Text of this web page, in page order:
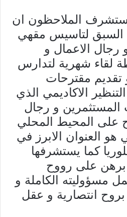
الملاحظون ان
السبق لتاسيس مقهي
رجال الاعمال و
لقاء شهرية لتدارس
تقديم مقترحات
الاكاديمي الذي
المستثمرين و رجال
على المحيط المحلي
هو العنوان الابرز في
كما يستشرفها
برهن على رووح
مسؤوليته الكاملة و
انتصارية و عقل